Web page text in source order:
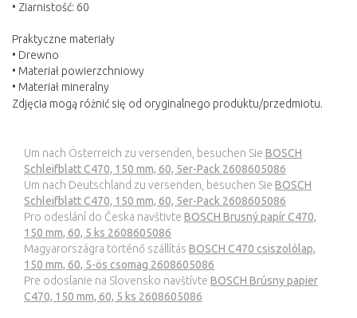
• Ziarnistość: 60
Praktyczne materiały
• Drewno
• Materiał powierzchniowy
• Materiał mineralny
Zdjęcia mogą różnić się od oryginalnego produktu/przedmiotu.
Um nach Österreich zu versenden, besuchen Sie BOSCH
Schleifblatt C470, 150 mm, 60, 5er-Pack 2608605086
Um nach Deutschland zu versenden, besuchen Sie BOSCH
Schleifblatt C470, 150 mm, 60, 5er-Pack 2608605086
Pro odeslání do Česka navštivte BOSCH Brusný papír C470,
150 mm, 60, 5 ks 2608605086
Magyarországra történő szállítás BOSCH C470 csiszolólap,
150 mm, 60, 5-ös csomag 2608605086
Pre odoslanie na Slovensko navštívte BOSCH Brúsny papier
C470, 150 mm, 60, 5 ks 2608605086